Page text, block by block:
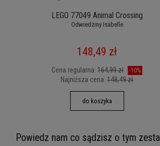
LEGO 77049 Animal Crossing
Odwiedziny Isabelle
148,49 zł
Cena regularna: 164,99 zł -10%
Najniższa cena: 148,49 zł
do koszyka
Powiedz nam co sądzisz o tym